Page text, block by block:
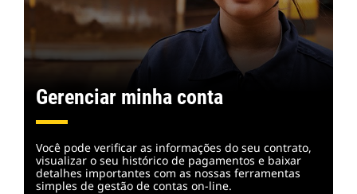
Gerenciar minha conta
Você pode verificar as informações do seu contrato,
visualizar o seu histórico de pagamentos e baixar
detalhes importantes com as nossas ferramentas
simples de gestão de contas on-line.